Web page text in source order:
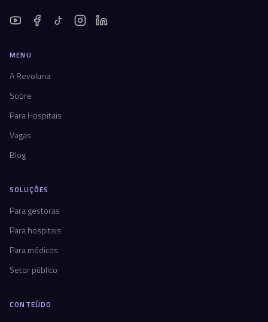
MENU
A Revoluna
Sobre
Para Hospitais
Vagas
Blog
SOLUÇÕES
Para gestoras
Para hospitais
Para médicos
Setor público
CONTEÚDO